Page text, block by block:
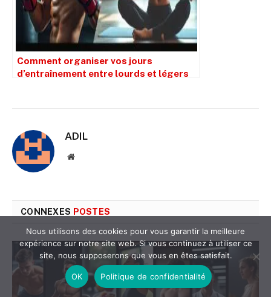
Comment organiser vos jours
d’entraînement entre lourds et légers
ADIL
Site
CONNEXES POSTES
Nous utilisons des cookies pour vous garantir la meilleure
expérience sur notre site web. Si vous continuez à utiliser ce
site, nous supposerons que vous en êtes satisfait.
OK Politique de confidentialité